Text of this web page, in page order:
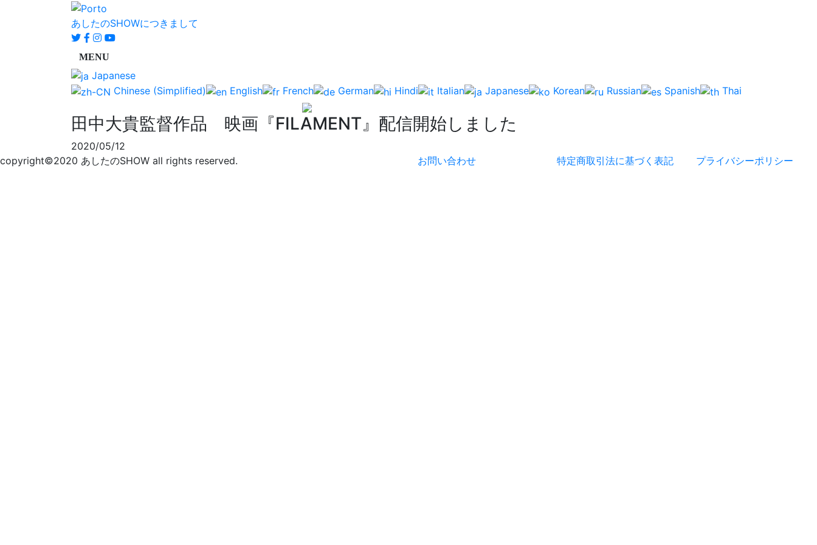
あしたのSHOWにつきまして
Japanese
Chinese (Simplified)
English French German Hindi Italian Japanese Korean Russian Spanish Thai
田中大貴監督作品 映画『FILAMENT』配信開始しました
2020/05/12
copyright©2020 あしたのSHOW all rights reserved.
お問い合わせ 特定商取引法に基づく表記 プライバシーポリシー